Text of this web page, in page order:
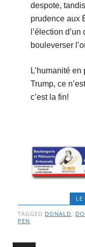
despote,
prudence aux
l’élection
bouleverser
L’humanité
Trump, ce
c’est la fin!
LE
TAGGED DONALD
PEN